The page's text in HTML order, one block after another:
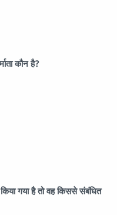
कौन है?
गया है तो वह किससे संबंधित